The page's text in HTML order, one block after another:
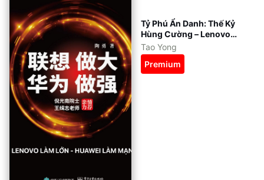
Tỷ Phú Ẩn Danh: Thế Kỷ
Hùng Cường – Lenovo
Làm Lớn – Huawei Làm
Mạnh
Tao Yong
Premium